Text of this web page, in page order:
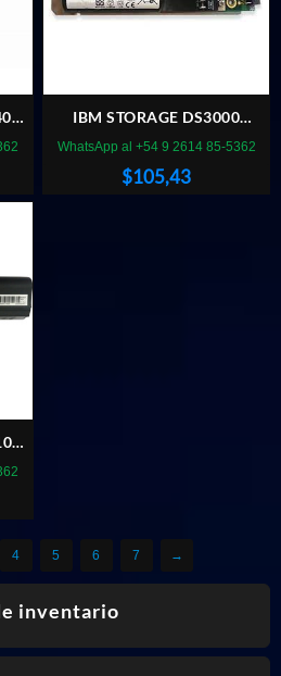
inventario
IBM STORAGE DS3000
BATERIA CACHE 39R6520
$105,43
WhatsApp al +54 9 2614 85-5362
4 5 6 7 →